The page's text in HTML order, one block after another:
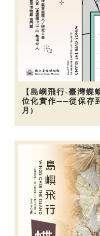
【島嶼飛行-臺灣
位化實作──從保存
月)